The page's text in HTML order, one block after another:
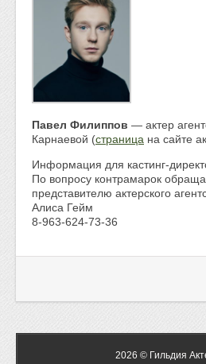
Павел Филиппов — актер
Карнаевой (страница на сайте
Информация для кастинг-
По вопросу контрамарок
представителю актерского
Алиса Гейм
8-963-624-73-36
2026 © Гильдия